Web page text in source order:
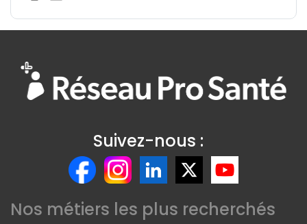
Suivez-nous :
Nos métiers les plus recherchés